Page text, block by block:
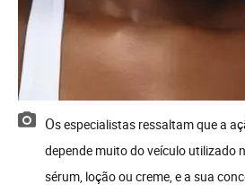
Os especialistas ressaltam que a ação dos compostos
depende muito do veículo utilizado
sérum, loção ou creme, e a sua